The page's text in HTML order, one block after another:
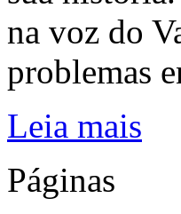
na voz do
problemas
Leia mais
Páginas